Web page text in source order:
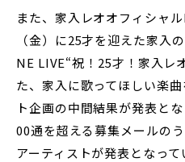
また、家入レオオフィシャ
（金）に25才を迎えた家入
NE LIVE“祝！25才！家入
た、家入に歌ってほしい楽
ト企画の中間結果が発表と
00通を超える募集メールの
アーティストが発表となって